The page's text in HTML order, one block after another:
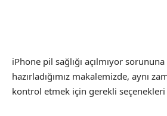
iPhone pil sağlığı açılmıyor
hazırladığımız makalemizde, aynı
kontrol etmek için gerekli seçenekleri